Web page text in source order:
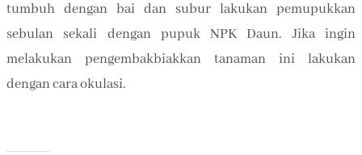
tumbuh dengan bai dan subur lakukan pemupukkan
sebulan sekali dengan pupuk NPK Daun. Jika ingin
melakukan pengembakbiakkan tanaman ini lakukan
dengan cara okulasi.